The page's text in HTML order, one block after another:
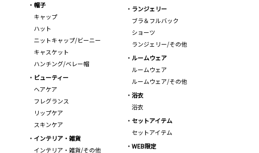
帽子
キャップ
ハット
ニットキャップ/ビーニー
キャスケット
ハンチング/ベレー帽
ランジェリー
ブラ＆フルバック
ショーツ
ランジェリー/その他
ルームウェア
ルームウェア
ルームウェア/その他
ビューティー
ヘアケア
フレグランス
リップケア
スキンケア
浴衣
浴衣
セットアイテム
セットアイテム
インテリア・雑貨
インテリア・雑貨/その他
WEB限定